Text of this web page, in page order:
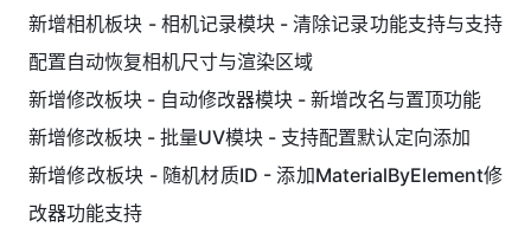
新增相机板块 - 相机记录模块 - 清除记录功能支持与支持
配置自动恢复相机尺寸与渲染区域
新增修改板块 - 自动修改器模块 - 新增改名与置顶功能
新增修改板块 - 批量UV模块 - 支持配置默认定向添加
新增修改板块 - 随机材质ID - 添加MaterialByElement修
改器功能支持